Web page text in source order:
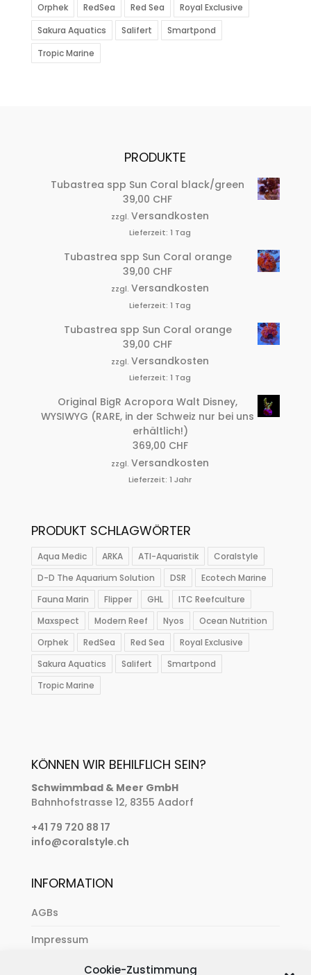
Cookie-Zustimmung
Orphek
RedSea Red Sea
Royal Exclusive
Sakura Aquatics
Salifert
Smartpond
Tropic Marine
PRODUKTE
Tubastrea spp Sun Coral black/green
39,00 CHF
zzgl.Versandkosten
Lieferzeit:1 Tag
Tubastrea spp Sun Coral orange
39,00 CHF
zzgl.Versandkosten
Lieferzeit:1 Tag
Tubastrea spp Sun Coral orange
39,00 CHF
zzgl.Versandkosten
Lieferzeit:1 Tag
Original BigR Acropora Walt Disney,
WYSIWYG (RARE, in der Schweiz nur bei uns
erhältlich!)
369,00 CHF
zzgl.Versandkosten
Lieferzeit:1 Jahr
PRODUKT SCHLAGWÖRTER
Aqua Medic ARKA ATI-Aquaristik
Coralstyle
D-D The Aquarium Solution
DSR
Ecotech Marine
Fauna Marin
Flipper GHL
ITC Reefculture
Maxspect
Modern Reef Nyos
Ocean Nutrition
Orphek
RedSea Red Sea
Royal Exclusive
Sakura Aquatics
Salifert
Smartpond
Tropic Marine
KÖNNEN WIR BEHILFLICH SEIN?
Schwimmbad & Meer GmbH
Bahnhofstrasse 12, 8355 Aadorf
+41 79 720 88 17
info@coralstyle.ch
INFORMATION
AGBs
Impressum
Zahlung & Versand